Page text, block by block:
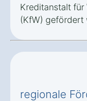
Kreditanstalt für
(KfW) gefördert
regionale